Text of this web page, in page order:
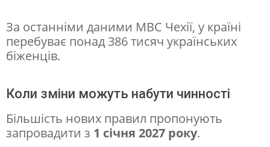
За останніми даними МВС Чехії, у країні
перебуває понад 386 тисяч українських
біженців.
Коли зміни можуть набути чинності
Більшість нових правил пропонують
запровадити з 1 січня 2027 року.